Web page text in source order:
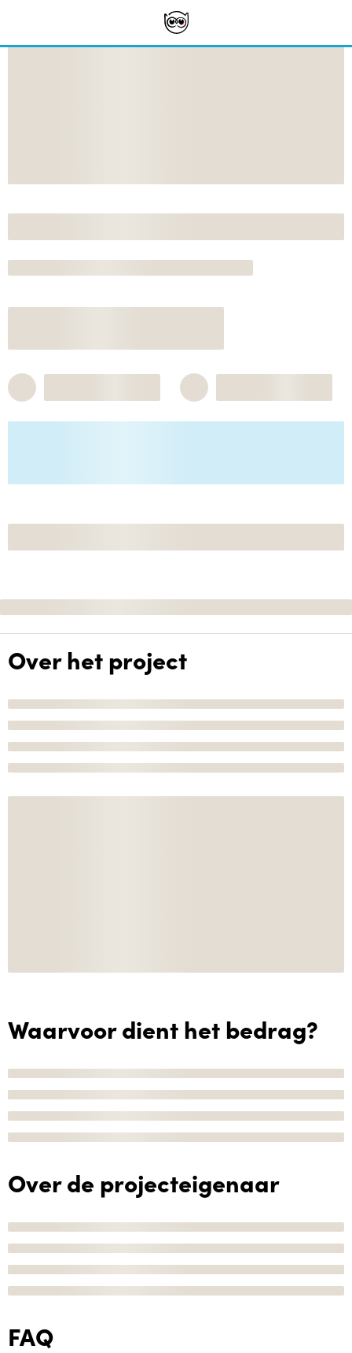
Over het project
Waarvoor dient het bedrag?
Over de projecteigenaar
FAQ